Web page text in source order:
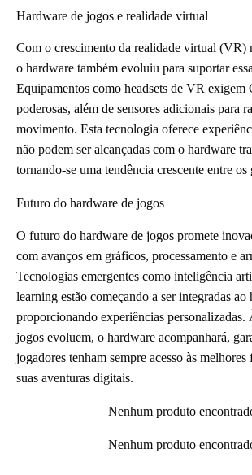
Hardware de jogos e realidade virtual
Com o crescimento da realidade virtual (VR)
o hardware também evoluiu para suportar
Equipamentos como headsets de VR exigem
poderosas, além de sensores adicionais para
movimento. Esta tecnologia oferece
não podem ser alcançadas com o hardware
tornando-se uma tendência crescente entre os
Futuro do hardware de jogos
O futuro do hardware de jogos promete
com avanços em gráficos, processamento e
Tecnologias emergentes como inteligência
learning estão começando a ser integradas ao
proporcionando experiências personalizadas.
jogos evoluem, o hardware acompanhará,
jogadores tenham sempre acesso às melhores
suas aventuras digitais.
Nenhum produto
Nenhum produto